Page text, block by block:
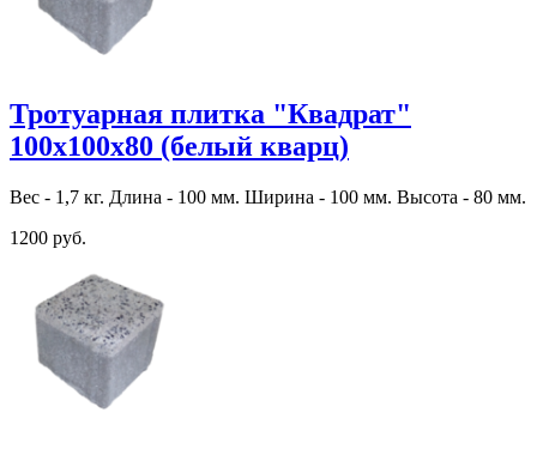
Тротуарная плитка "Квадрат"
100х100х80 (белый кварц)
Вес - 1,7 кг. Длина - 100 мм. Ширина - 100 мм. Высота - 80 мм.
1200 руб.